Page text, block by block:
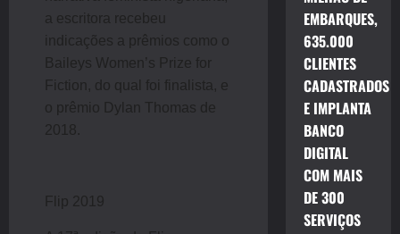
a escritora recebeu
indicações a prêmios como o
Baileys Women’s Prize for
Fiction, do qual foi finalista, e
o prêmio Dylan Thomas de
2018.
Flip 2019
EMBARQUES,
635.000
CLIENTES
CADASTRADOS
E IMPLANTA
BANCO
DIGITAL
COM MAIS
DE 300
SERVIÇOS